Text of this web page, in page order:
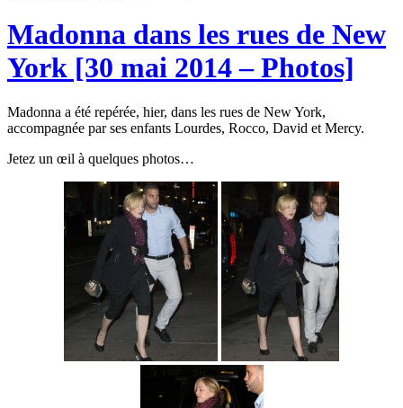
Madonna dans les rues de New
York [30 mai 2014 – Photos]
Madonna a été repérée, hier, dans les rues de New York,
accompagnée par ses enfants Lourdes, Rocco, David et Mercy.
Jetez un œil à quelques photos…